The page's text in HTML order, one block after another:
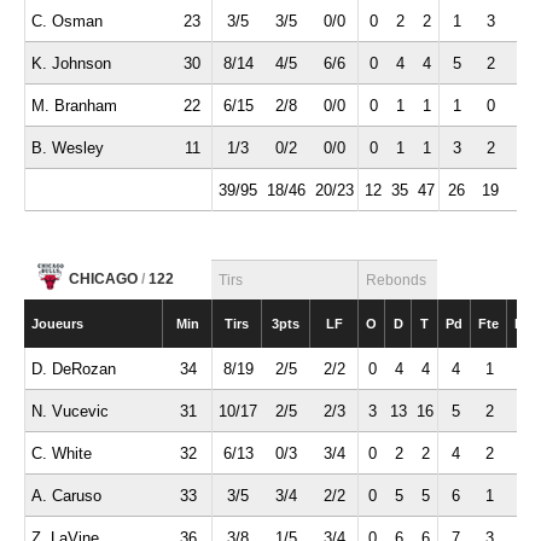
C. Osman 23 3/5 3/5 0/0 0 2 2 1 3
K. Johnson 30 8/14 4/5 6/6 0 4 4 5 2
M. Branham 22 6/15 2/8 0/0 0 1 1 1 0
B. Wesley 11 1/3 0/2 0/0 0 1 1 3 2
39/95 18/46 20/23 12 35 47 26 19
CHICAGO / 122 Tirs Rebonds
Joueurs Min Tirs 3pts LF O D T Pd Fte Int
D. DeRozan 34 8/19 2/5 2/2 0 4 4 4 1
N. Vucevic 31 10/17 2/5 2/3 3 13 16 5 2
C. White 32 6/13 0/3 3/4 0 2 2 4 2
A. Caruso 33 3/5 3/4 2/2 0 5 5 6 1